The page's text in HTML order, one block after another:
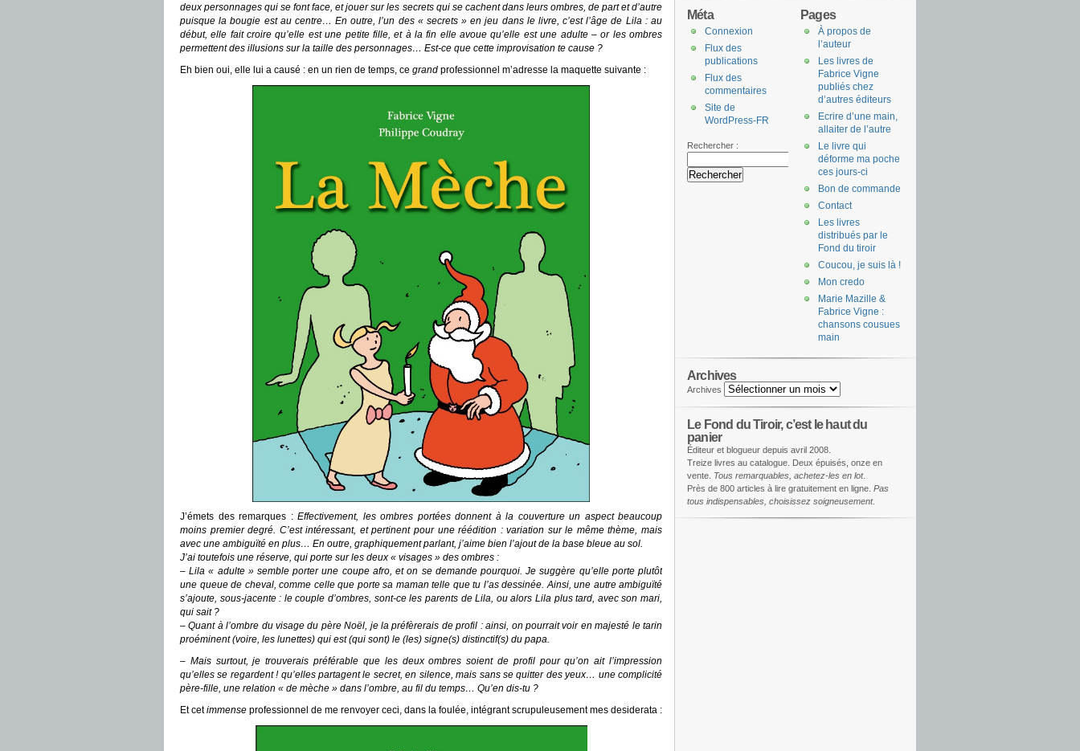
deux personnages qui se font face, et jouer sur les secrets qui se cachent dans leurs ombres, de part et d’autre
puisque la bougie est au centre… En outre, l’un des « secrets » en jeu dans le livre, c’est l’âge de Lila : au
début, elle fait croire qu’elle est une petite fille, et à la fin elle avoue qu’elle est une adulte – or les ombres
permettent des illusions sur la taille des personnages… Est-ce que cette improvisation te cause ?
Eh bien oui, elle lui a causé : en un rien de temps, ce grand professionnel m’adresse la maquette suivante :
J’émets des remarques : Effectivement, les ombres portées donnent à la couverture un aspect beaucoup
moins premier degré. C’est intéressant, et pertinent pour une réédition : variation sur le même thème, mais
avec une ambiguïté en plus… En outre, graphiquement parlant, j’aime bien l’ajout de la base bleue au sol.
J’ai toutefois une réserve, qui porte sur les deux « visages » des ombres :
– Lila « adulte » semble porter une coupe afro, et on se demande pourquoi. Je suggère qu’elle porte plutôt
une queue de cheval, comme celle que porte sa maman telle que tu l’as dessinée. Ainsi, une autre ambiguïté
s’ajoute, sous-jacente : le couple d’ombres, sont-ce les parents de Lila, ou alors Lila plus tard, avec son mari,
qui sait ?
– Quant à l’ombre du visage du père Noël, je la préfèrerais de profil : ainsi, on pourrait voir en majesté le tarin
proéminent (voire, les lunettes) qui est (qui sont) le (les) signe(s) distinctif(s) du papa.
– Mais surtout, je trouverais préférable que les deux ombres soient de profil pour qu’on ait l’impression
qu’elles se regardent ! qu’elles partagent le secret, en silence, mais sans se quitter des yeux… une complicité
père-fille, une relation « de mèche » dans l’ombre, au fil du temps… Qu’en dis-tu ?
Et cetimmense professionnel de me renvoyer ceci, dans la foulée, intégrant scrupuleusement mes desiderata :
Pages
À propos de
l’auteur
Les livres de
Fabrice Vigne
publiés chez
d’autres éditeurs
Ecrire d’une main,
allaiter de l’autre
Le livre qui
déforme ma poche
ces jours-ci
Bon de commande
Contact
Les livres
distribués par le
Fond du tiroir
Coucou, je suis là !
Mon credo
Marie Mazille &
Fabrice Vigne :
chansons cousues
main
Méta
Connexion
Flux des
publications
Flux des
commentaires
Site de
WordPress-FR
Rechercher :
Archives
Archives
Le Fond du Tiroir, c’est le haut du
panier
Éditeur et blogueur depuis avril 2008.
Treize livres au catalogue. Deux épuisés, onze en
vente. Tous remarquables, achetez-les en lot.
Près de 800 articles à lire gratuitement en ligne. Pas
tous indispensables, choisissez soigneusement.